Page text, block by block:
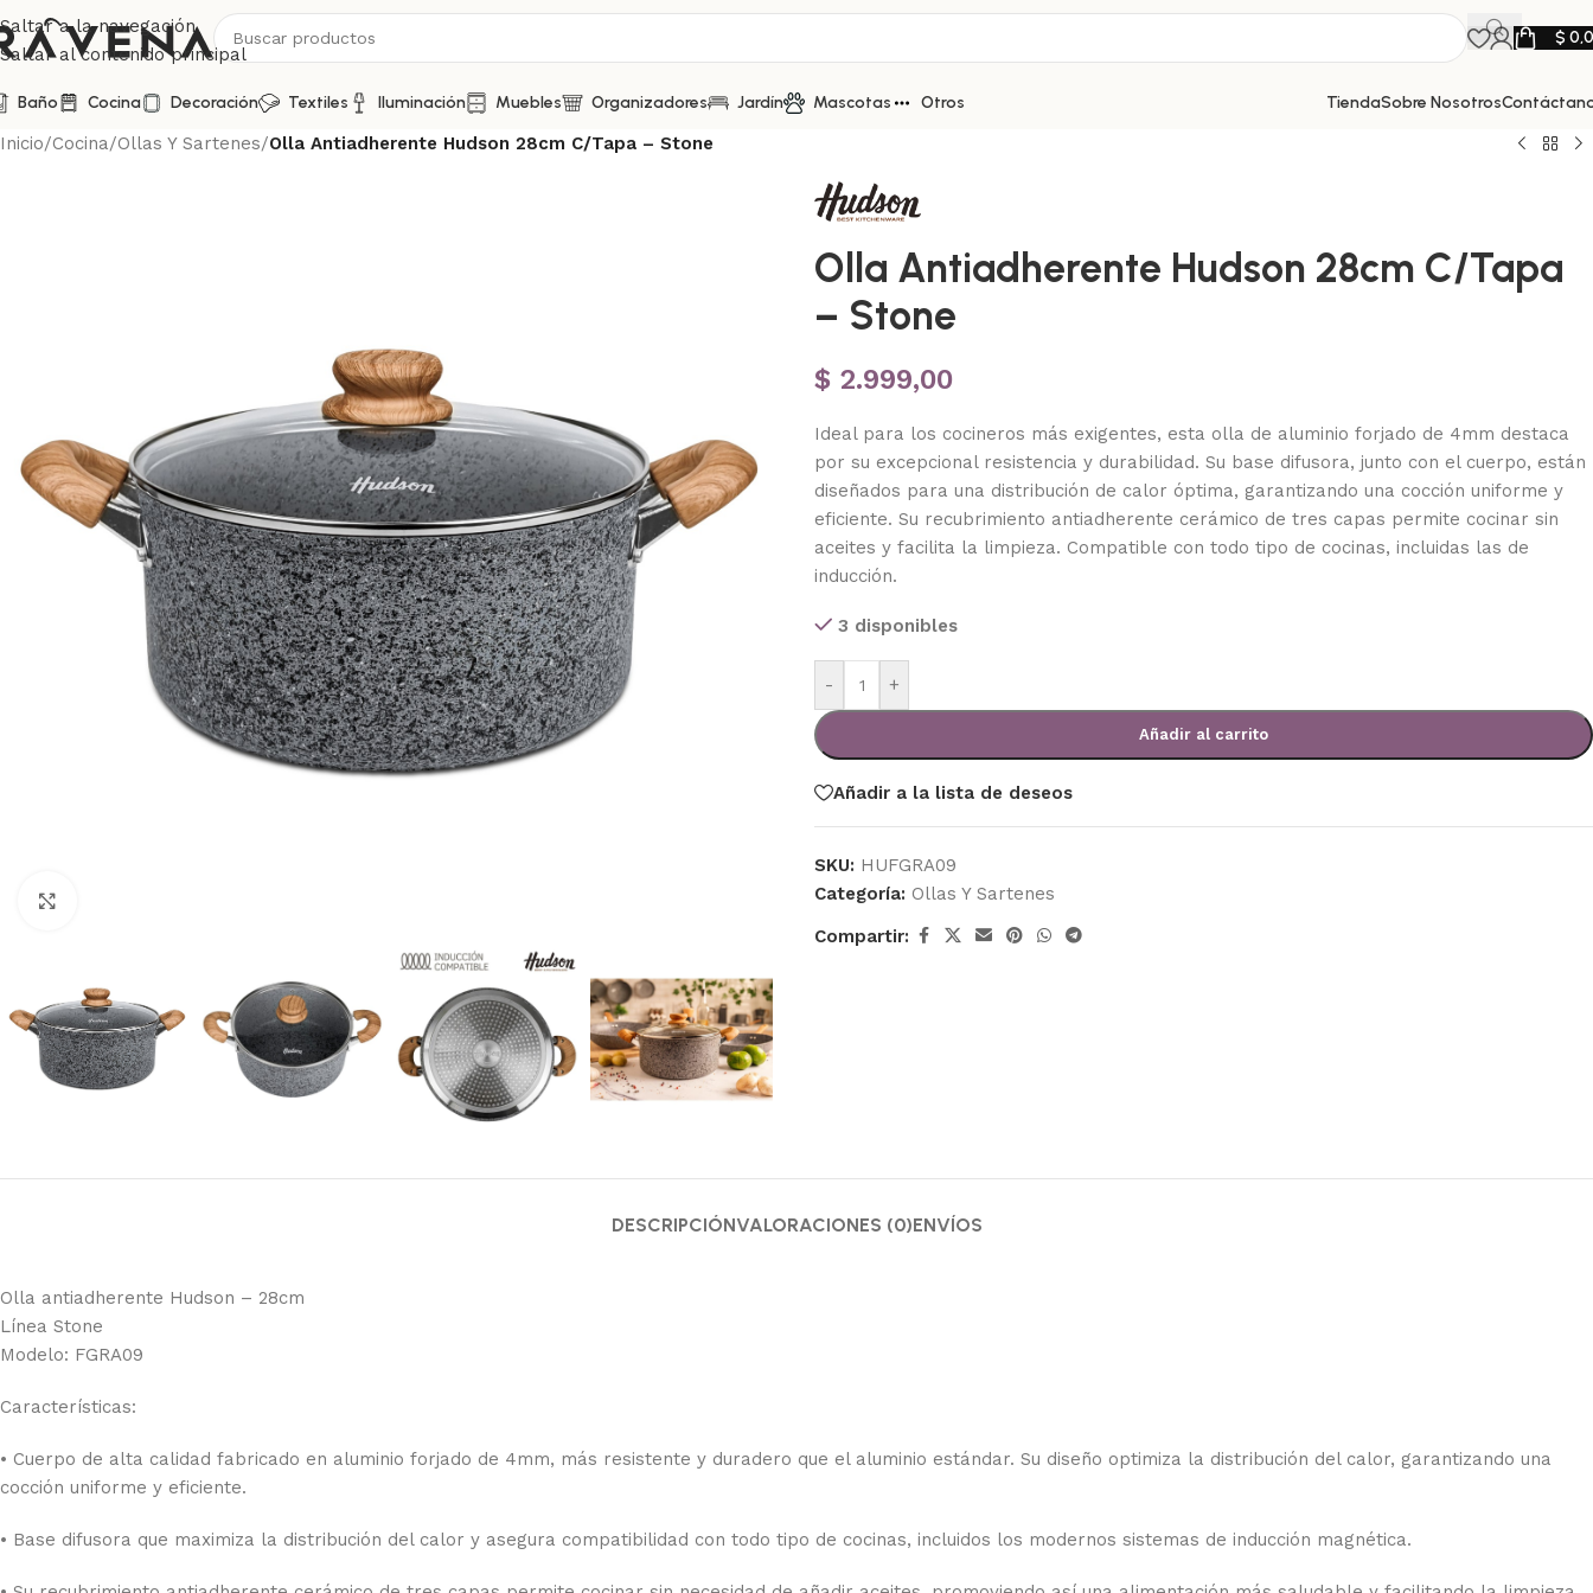
Saltar a la navegación
Saltar al contenido principal
$
Baño Cocina Decoración Textiles Iluminación Muebles Organizadores Jardín Mascotas Otros TiendaSobre Nosotros
Inicio/Cocina/Ollas Y Sartenes/Olla Antiadherente Hudson 28cm C/Tapa – Stone
Olla Antiadherente Hudson 28cm C/Tapa
– Stone
$ 2.999,00
Ideal para los cocineros más exigentes, esta olla de aluminio forjado de 4mm destaca
por su excepcional resistencia y durabilidad. Su base difusora, junto con el cuerpo, están
diseñados para una distribución de calor óptima, garantizando una cocción uniforme y
eficiente. Su recubrimiento antiadherente cerámico de tres capas permite cocinar sin
aceites y facilita la limpieza. Compatible con todo tipo de cocinas, incluidas las de
inducción.
3 disponibles
- +
Añadir al carrito
Añadir a la lista de deseos
SKU: HUFGRA09
Categoría: Ollas Y Sartenes
Compartir:
DESCRIPCIÓNVALORACIONES (0)ENVÍOS
Olla antiadherente Hudson – 28cm
Línea Stone
Modelo: FGRA09
Características:
• Cuerpo de alta calidad fabricado en aluminio forjado de 4mm, más resistente y duradero que el aluminio estándar. Su diseño optimiza la distribución del calor, garantizando una
cocción uniforme y eficiente.
• Base difusora que maximiza la distribución del calor y asegura compatibilidad con todo tipo de cocinas, incluidos los modernos sistemas de inducción magnética.